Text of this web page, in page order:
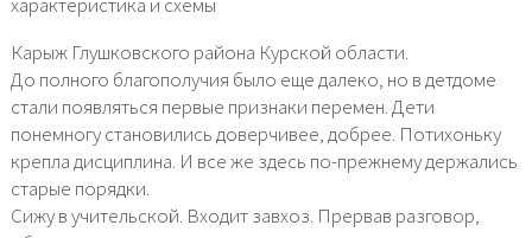
Карыж Глушковского района Курской области.
До полного благополучия было еще далеко, но в детдоме
стали появляться первые признаки перемен. Дети
понемногу становились доверчивее, добрее. Потихоньку
крепла дисциплина. И все же здесь по-прежнему держались
старые порядки.
Сижу в учительской. Входит завхоз. Прервав разговор,